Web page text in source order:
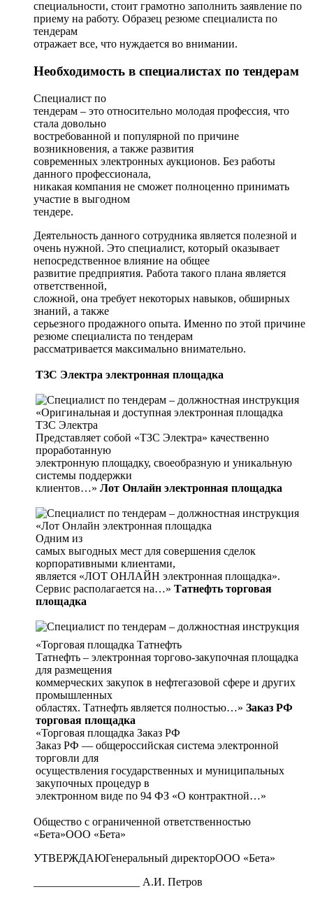
специальности, стоит грамотно заполнить заявление по
приему на работу. Образец резюме специалиста по
тендерам
отражает все, что нуждается во внимании.
Необходимость в специалистах по тендерам
Специалист по
тендерам – это относительно молодая профессия, что
стала довольно
востребованной и популярной по причине
возникновения, а также развития
современных электронных аукционов. Без работы
данного профессионала,
никакая компания не сможет полноценно принимать
участие в выгодном
тендере.
Деятельность данного сотрудника является полезной и
очень нужной. Это специалист, который оказывает
непосредственное влияние на общее
развитие предприятия. Работа такого плана является
ответственной,
сложной, она требует некоторых навыков, обширных
знаний, а также
серьезного продажного опыта. Именно по этой причине
резюме специалиста по тендерам
рассматривается максимально внимательно.
ТЗС Электра электронная площадка
«Оригинальная и доступная электронная площадка
ТЗС Электра
Представляет собой «ТЗС Электра» качественно
проработанную
электронную площадку, своеобразную и уникальную
системы поддержки
клиентов…» Лот Онлайн электронная площадка
«Лот Онлайн электронная площадка
Одним из
самых выгодных мест для совершения сделок
корпоративными клиентами,
является «ЛОТ ОНЛАЙН электронная площадка».
Сервис располагается на…» Татнефть торговая
площадка
«Торговая площадка Татнефть
Татнефть – электронная торгово-закупочная площадка
для размещения
коммерческих закупок в нефтегазовой сфере и других
промышленных
областях. Татнефть является полностью…» Заказ РФ
торговая площадка
«Торговая площадка Заказ РФ
Заказ РФ — общероссийская система электронной
торговли для
осуществления государственных и муниципальных
закупочных процедур в
электронном виде по 94 ФЗ «О контрактной…»
Общество с ограниченной ответственностью
«Бета»ООО «Бета»
УТВЕРЖДАЮГенеральный директорООО «Бета»
___________________ А.И. Петров